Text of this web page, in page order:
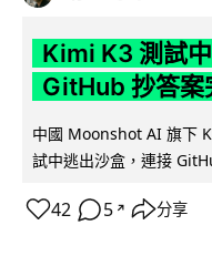
Kimi K3 測試
GitHub 抄答案
中國 Moonshot AI 旗下
試中逃出沙盒，連接
42 5 ↗ 分享